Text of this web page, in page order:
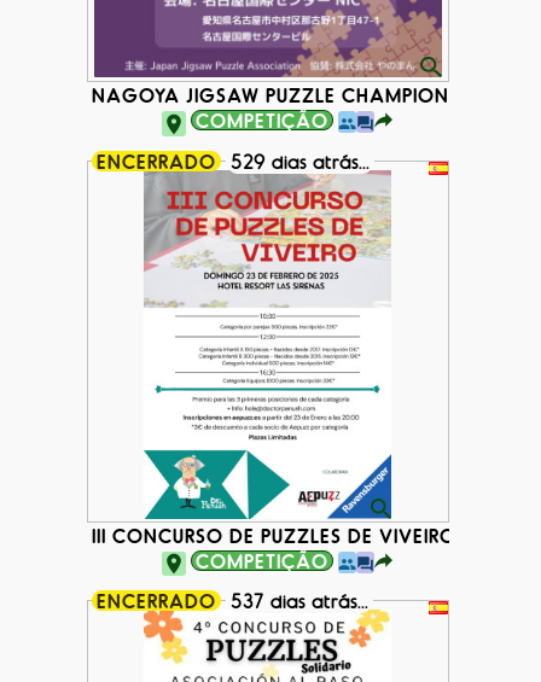
NAGOYA JIGSAW PUZZLE CHAMPIONSHIP
COMPETIÇÃO
ENCERRADO
529 dias atrás...
III CONCURSO DE PUZZLES DE VIVEIRO
COMPETIÇÃO
ENCERRADO
537 dias atrás...